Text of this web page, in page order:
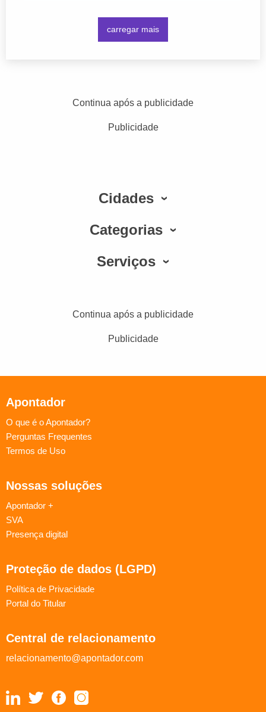
carregar mais
Continua após a publicidade
Publicidade
Cidades
Categorias
Serviços
Continua após a publicidade
Publicidade
Apontador
O que é o Apontador?
Perguntas Frequentes
Termos de Uso
Nossas soluções
Apontador +
SVA
Presença digital
Proteção de dados (LGPD)
Política de Privacidade
Portal do Titular
Central de relacionamento
relacionamento@apontador.com